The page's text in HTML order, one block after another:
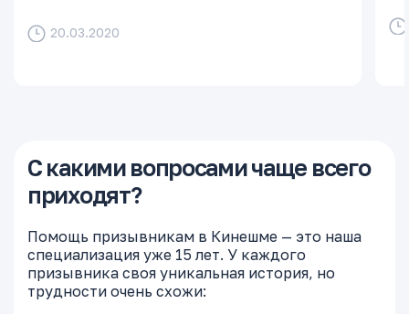
20.03.2020
С какими вопросами чаще всего
приходят?
Помощь призывникам в Кинешме — это наша
специализация уже 15 лет. У каждого
призывника своя уникальная история, но
трудности очень схожи: